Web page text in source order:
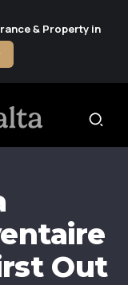
& Property in
Out